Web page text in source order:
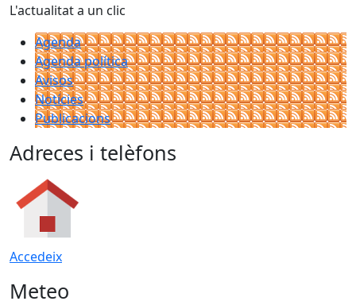
L'actualitat a un clic
Agenda
Agenda política
Avisos
Notícies
Publicacions
Adreces i telèfons
Accedeix
Meteo